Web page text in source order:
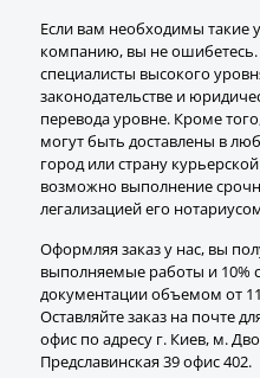
Если вам необходимы такие
компанию, вы не
специалисты высокого
законодательстве и
перевода уровне. Кроме
могут быть доставлены в
город или страну
возможно выполнение
легализацией его
Оформляя заказ у нас, вы
выполняемые работы и 10%
документации объемом от
Оставляйте заказ на почте
офис по адресу г. Киев, м.
Предславинская 39 офис 402.